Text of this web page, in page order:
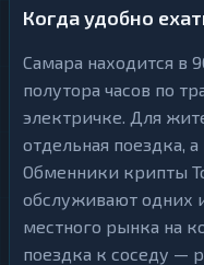
Когда удобно
Самара находится в
полутора часов по
электричке. Для
отдельная поездка,
Обменники крипты
обслуживают одних
местного рынка на
поездка к соседу —